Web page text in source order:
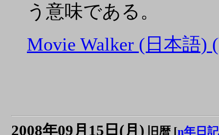
う意味である。
Movie Walker (日本語)
2008年09月15日(月) 旧暦 [n年日記